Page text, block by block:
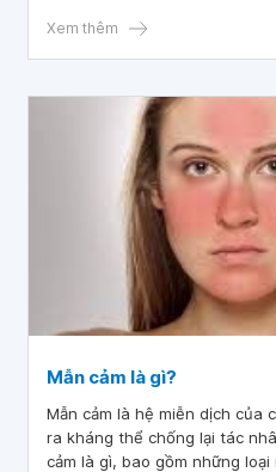
Xem thêm
Mẫn cảm là gì?
Mẫn cảm là hệ miễn dịch của
ra kháng thể chống lại tác
cảm là gì, bao gồm những loại